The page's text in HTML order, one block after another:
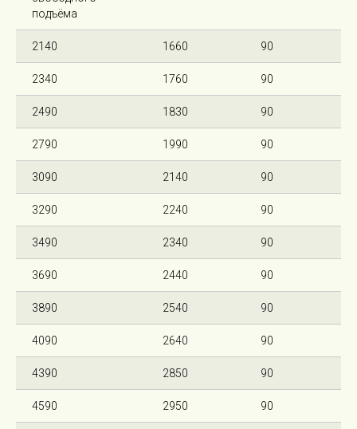
подъёма
2140 1660 90
2340 1760 90
2490 1830 90
2790 1990 90
3090 2140 90
3290 2240 90
3490 2340 90
3690 2440 90
3890 2540 90
4090 2640 90
4390 2850 90
4590 2950 90